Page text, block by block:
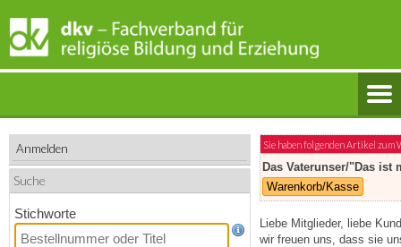
Anmelden
Suche
Stichworte
Sie haben folgenden Artikel
Das Vaterunser/"Das ist
Warenkorb/Kasse
Liebe Mitglieder, liebe
wir freuen uns, dass sie